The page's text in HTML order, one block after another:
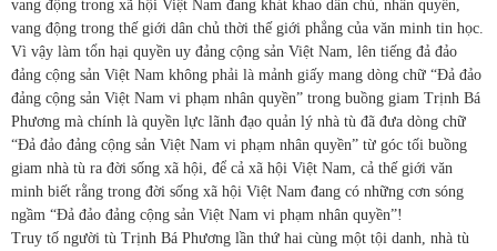
vang động trong xã hội Việt Nam đang khát khao dân chủ, nhân quyền,
vang động trong thế giới dân chủ thời thế giới phẳng của văn minh tin học.
Vì vậy làm tổn hại quyền uy đảng cộng sản Việt Nam, lên tiếng đả đảo
đảng cộng sản Việt Nam không phải là mảnh giấy mang dòng chữ “Đả đảo
đảng cộng sản Việt Nam vi phạm nhân quyền” trong buồng giam Trịnh Bá
Phương mà chính là quyền lực lãnh đạo quản lý nhà tù đã đưa dòng chữ
“Đả đảo đảng cộng sản Việt Nam vi phạm nhân quyền” từ góc tối buồng
giam nhà tù ra đời sống xã hội, để cả xã hội Việt Nam, cả thế giới văn
minh biết rằng trong đời sống xã hội Việt Nam đang có những cơn sóng
ngầm “Đả đảo đảng cộng sản Việt Nam vi phạm nhân quyền”!
Truy tố người tù Trịnh Bá Phương lần thứ hai cùng một tội danh, nhà tù